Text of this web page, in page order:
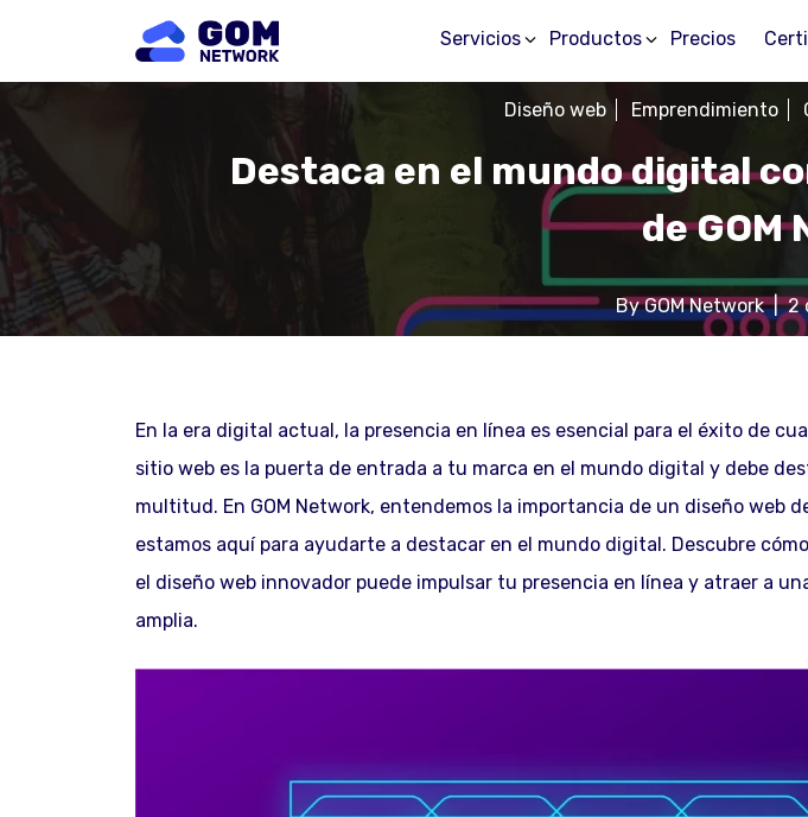
Servicios Productos Precios
Destaca en el mundo digital
de GOM
Diseño web Emprendimiento
ByGOM Network | 2
En la era digital actual, la presencia en línea es esencial para el éxito de
sitio web es la puerta de entrada a tu marca en el mundo digital y debe
multitud. En GOM Network, entendemos la importancia de un diseño web
estamos aquí para ayudarte a destacar en el mundo digital. Descubre
el diseño web innovador puede impulsar tu presencia en línea y atraer a
amplia.